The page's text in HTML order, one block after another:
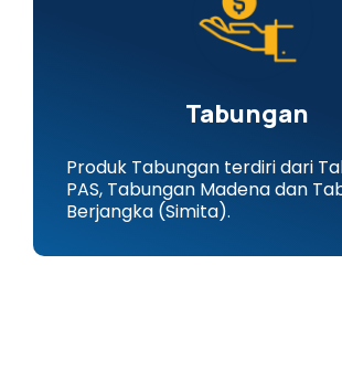
Tabungan
Produk Tabungan terdiri dari
PAS, Tabungan Madena dan
Berjangka (Simita).